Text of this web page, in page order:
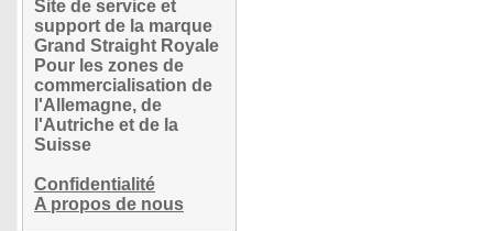
Site de service et
support de la marque
Grand Straight Royale
Pour les zones de
commercialisation de
l'Allemagne, de
l'Autriche et de la
Suisse
Confidentialité
A propos de nous